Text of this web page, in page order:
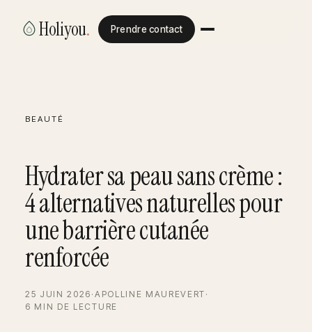
Holiyou. Prendre contact
BEAUTÉ
Hydrater sa peau sans crème :
4 alternatives naturelles pour
une barrière cutanée
renforcée
25 JUIN 2026 · APOLLINE MAUREVERT ·
6 MIN DE LECTURE